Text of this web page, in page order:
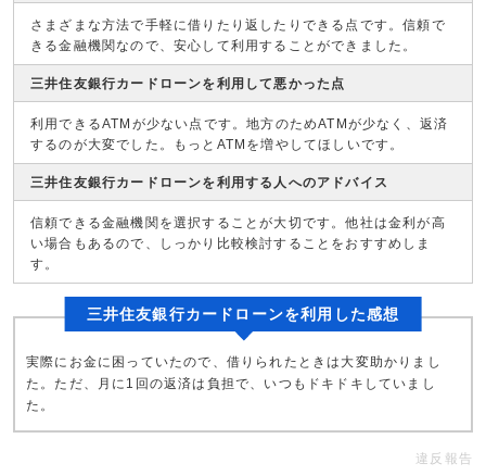
さまざまな方法で手軽に借りたり返したりできる点です。信頼で
きる金融機関なので、安心して利用することができました。
三井住友銀行カードローンを利用して悪かった点
利用できるATMが少ない点です。地方のためATMが少なく、返済
するのが大変でした。もっとATMを増やしてほしいです。
三井住友銀行カードローンを利用する人へのアドバイス
信頼できる金融機関を選択することが大切です。他社は金利が高
い場合もあるので、しっかり比較検討することをおすすめしま
す。
三井住友銀行カードローンを利用した感想
実際にお金に困っていたので、借りられたときは大変助かりまし
た。ただ、月に1回の返済は負担で、いつもドキドキしていまし
た。
違反報告